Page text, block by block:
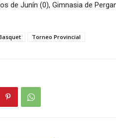
de Junín (0), Gimnasia de
Torneo Provincial